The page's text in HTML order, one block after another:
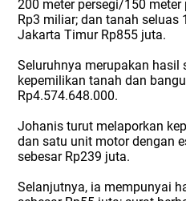
200 meter persegi/150
Rp3 miliar; dan tanah seluas
Jakarta Timur Rp855 juta.
Seluruhnya merupakan hasil
kepemilikan tanah dan
Rp4.574.648.000.
Johanis turut melaporkan
dan satu unit motor dengan
sebesar Rp239 juta.
Selanjutnya, ia mempunyai